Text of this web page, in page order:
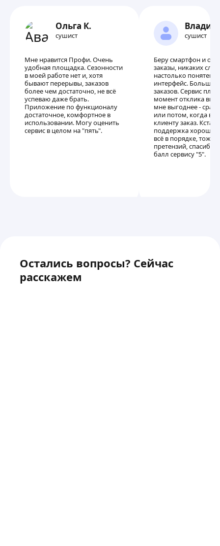
Ольга К.
сушист
Мне нравится Профи. Очень
удобная площадка. Сезонности
в моей работе нет и, хотя
бывают перерывы, заказов
более чем достаточно, не всё
успеваю даже брать.
Приложение по функционалу
достаточное, комфортное в
использовании. Могу оценить
сервис в целом на "пять".
сушист
Беру смартфон и
заказы, никаких
настолько понятен
интерфейс.
заказов. Сервис
момент отклика
мне выгоднее -
или потом, когда
клиенту заказ.
поддержка хорошо
всё в порядке, тоже
претензий,
балл сервису "5".
Остались вопросы? Сейчас
расскажем